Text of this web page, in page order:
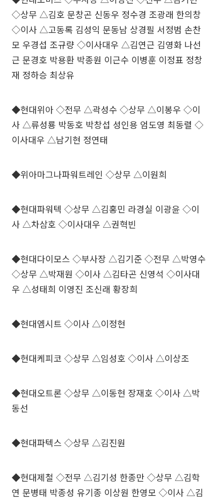
◇상무 △김호 문창곤 신동우 정수경 조광래 한의창
◇이사 △고동록 김성익 문동남 상경필 서정범 손찬
모 우경섭 조규량 ◇이사대우 △김연근 김영화 나선
근 문경호 박용환 박종원 이근수 이병훈 이정표 정창
재 정하승 최상유
◆현대위아 ◇전무 △곽성수 ◇상무 △이봉우 ◇이
사 △류성룡 박동호 박창섭 성인용 엄도영 최동렬 ◇
이사대우 △남기현 정연태
◆위아마그나파워트레인 ◇상무 △이원희
◆현대파워텍 ◇상무 △김홍민 라경실 이광윤 ◇이
사 △차삼호 ◇이사대우 △권혁빈
◆현대다이모스 ◇부사장 △김기준 ◇전무 △박영수
◇상무 △박재원 ◇이사 △김타곤 신영석 ◇이사대
우 △성태희 이영진 조신래 황장희
◆현대엠시트 ◇이사 △이정현
◆현대케피코 ◇상무 △임성호 ◇이사 △이상조
◆현대오트론 ◇상무 △이동현 장재호 ◇이사 △박
동선
◆현대파텍스 ◇상무 △김진원
◆현대제철 ◇전무 △김기성 한종만 ◇상무 △김학
연 문병태 박종성 유기종 이상원 한영모 ◇이사 △김